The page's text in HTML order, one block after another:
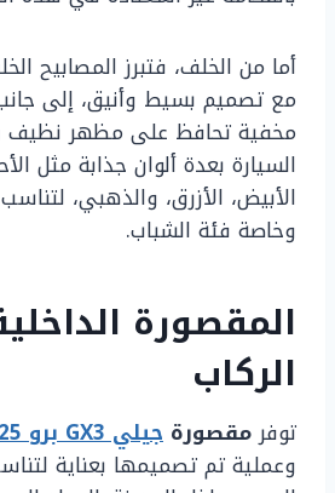
مع تصميم بسيط وأنيق، إلى
مخفية تحافظ على مظهر نظيف
السيارة بعدة ألوان جذابة مثل
الأبيض، الأزرق، والذهبي،
وخاصة فئة الشباب.
المقصورة
الركاب
توفرمقصورة جيلي GX3 برو 2025
وعملية تم تصميمها بعناية